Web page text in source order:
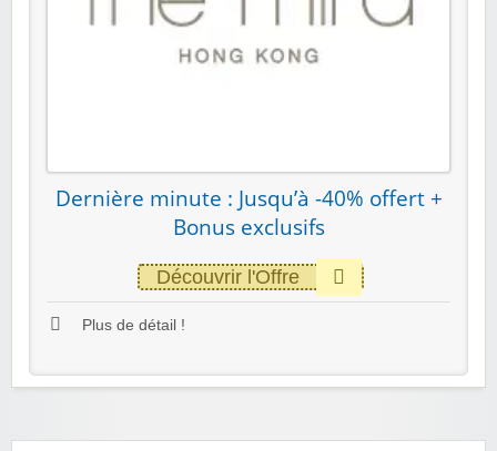
Dernière minute : Jusqu’à -40% offert +
Bonus exclusifs
Découvrir l'Offre
Plus de détail !